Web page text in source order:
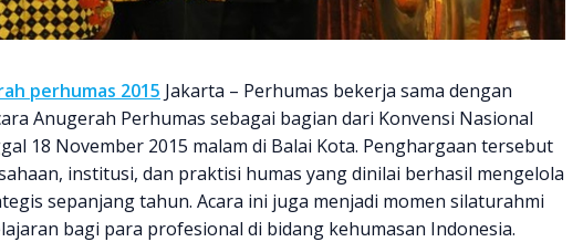
perhumas 2015 Jakarta – Perhumas bekerja sama dengan
Anugerah Perhumas sebagai bagian dari Konvensi Nasional
18 November 2015 malam di Balai Kota. Penghargaan tersebut
institusi, dan praktisi humas yang dinilai berhasil mengelola
sepanjang tahun. Acara ini juga menjadi momen silaturahmi
bagi para profesional di bidang kehumasan Indonesia.